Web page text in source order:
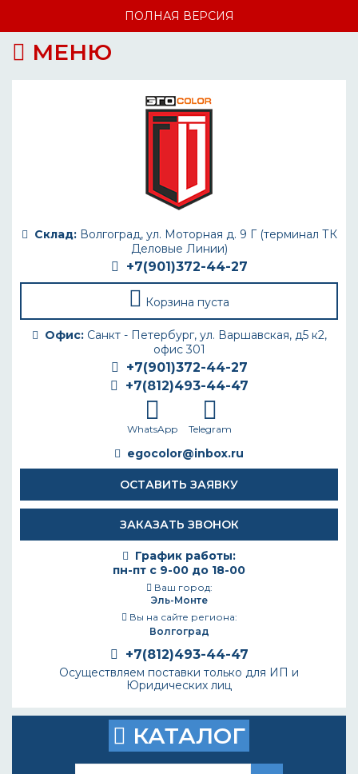
ПОЛНАЯ ВЕРСИЯ
МЕНЮ
Склад:Волгоград, ул. Моторная д. 9 Г (терминал ТК
Деловые Линии)
+7(901)372-44-27
Корзина пуста
Офис:Санкт - Петербург, ул. Варшавская, д5 к2,
офис 301
+7(901)372-44-27
+7(812)493-44-47
WhatsApp Telegram
egocolor@inbox.ru
ОСТАВИТЬ ЗАЯВКУ
ЗАКАЗАТЬ ЗВОНОК
График работы:
пн-пт с 9-00 до 18-00
Ваш город:
Эль-Монте
Вы на сайте региона:
Волгоград
+7(812)493-44-47
Осуществляем поставки только для ИП и
Юридических лиц
КАТАЛОГ